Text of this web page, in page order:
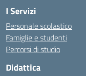
I Servizi
Personale scolastico
Famiglie e studenti
Percorsi di studio
Didattica